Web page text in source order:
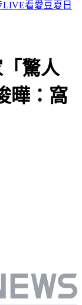
月反倒貼50萬
驚人
曄：窩